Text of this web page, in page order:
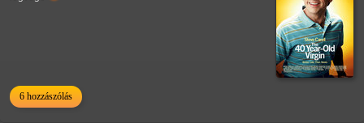
6 hozzászólás